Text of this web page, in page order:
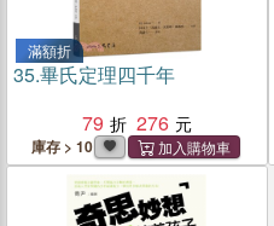
滿額折
35.畢氏定理四千年
79
276
庫存 > 10